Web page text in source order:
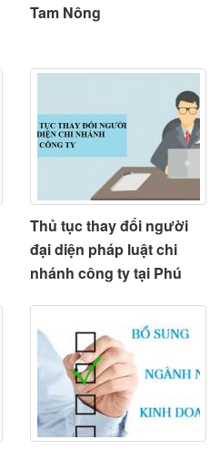
Tam Nông
Thủ tục thay đổi người
đại diện pháp luật chi
nhánh công ty tại Phú